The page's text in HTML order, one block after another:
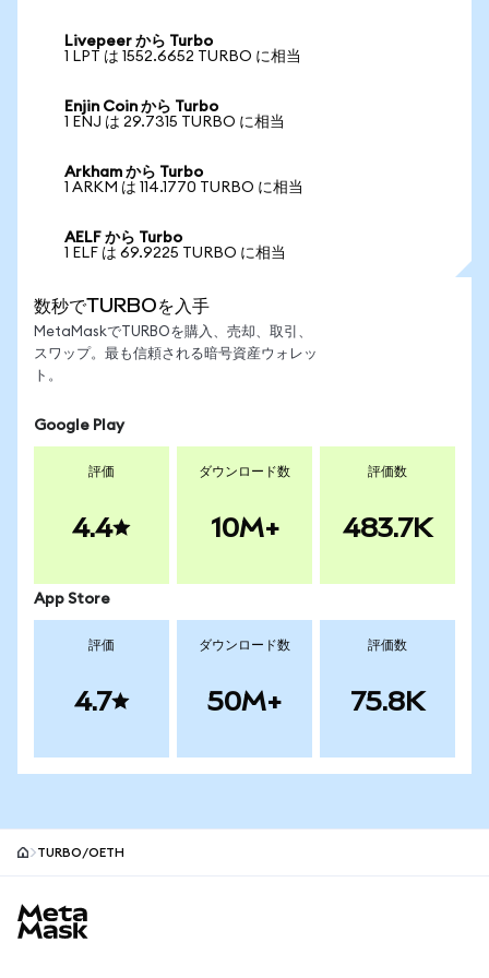
Livepeer から Turbo
1 LPT は 1552.6652 TURBO に相当
Enjin Coin から Turbo
1 ENJ は 29.7315 TURBO に相当
Arkham から Turbo
1 ARKM は 114.1770 TURBO に相当
AELF から Turbo
1 ELF は 69.9225 TURBO に相当
数秒でTURBOを入手
MetaMaskでTURBOを購入、売却、取引、
スワップ。最も信頼される暗号資産ウォレッ
ト。
Google Play
評価
4.4
ダウンロード数
10M+
評価数
483.7K
App Store
評価
4.7
ダウンロード数
50M+
評価数
75.8K
TURBO/OETH